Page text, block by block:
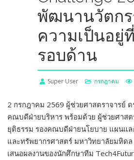
พัฒนานวัตกร
ความเป็นอยู่
รอบด้าน
Super User กรกฎาคม
2 กรกฎาคม 2569 ผู้ช่วยศาสตราจารย์ ด
คณบดีฝ่ายบริหาร พร้อมด้วย ผู้ช่วยศาส
ยุติธรรม รองคณบดีฝ่ายนโยบาย แผนแ
และทรัพยากรศาสตร์ มหาวิทยาลัยมหิดล
เสนอผลงานของนักศึกษาทีม